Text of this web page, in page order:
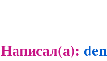
den